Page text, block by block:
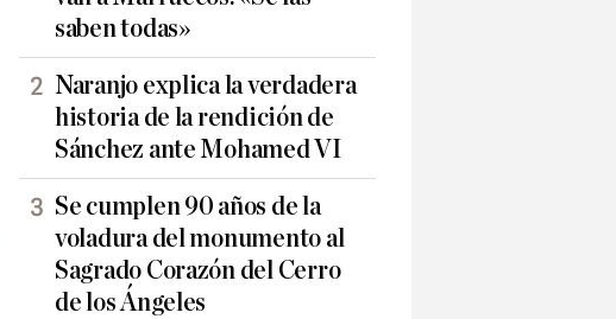
saben todas»
Naranjo explica la verdadera
historia de la rendición de
Sánchez ante Mohamed VI
Se cumplen 90 años de la
voladura del monumento al
Sagrado Corazón del Cerro
de los Ángeles